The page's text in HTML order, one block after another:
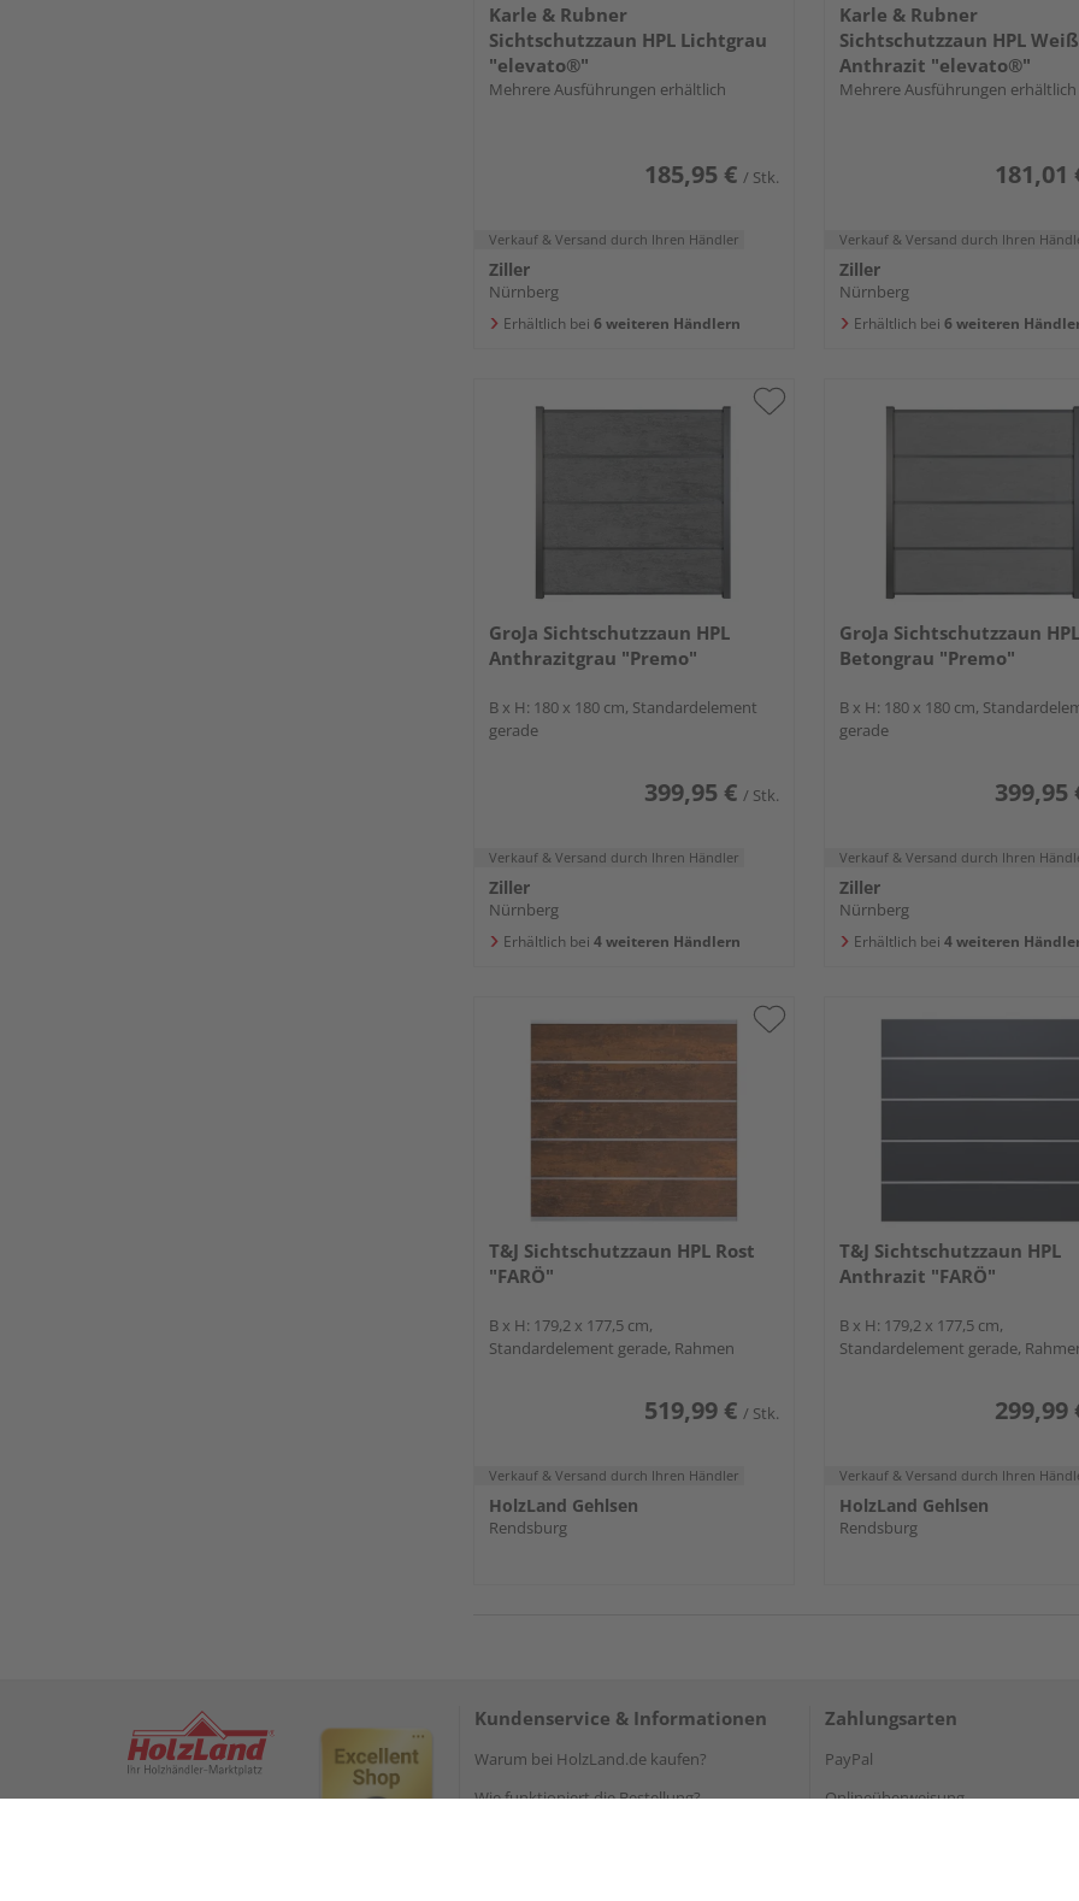
Karle & Rubner
Sichtschutzzaun HPL Lichtgrau
"elevato®"
Mehrere Ausführungen erhältlich
185,95 € / Stk.
Verkauf & Versand durch Ihren Händler
Ziller
Nürnberg
Erhältlich bei 6 weiteren Händlern
Karle & Rubner
Sichtschutzzaun HPL
Anthrazit "elevato®"
Mehrere Ausführungen erhältlich
181,01
Verkauf & Versand durch Ihren
Ziller
Nürnberg
Erhältlich bei 6 weiteren
GroJa Sichtschutzzaun HPL
Anthrazitgrau "Premo"
B x H: 180 x 180 cm, Standardelement
gerade
399,95 € / Stk.
Verkauf & Versand durch Ihren Händler
Ziller
Nürnberg
Erhältlich bei 4 weiteren Händlern
GroJa Sichtschutzzaun HPL
Betongrau "Premo"
B x H: 180 x 180 cm,
gerade
399,95
Verkauf & Versand durch Ihren
Ziller
Nürnberg
Erhältlich bei 4 weiteren
T&J Sichtschutzzaun HPL Rost
"FARÖ"
B x H: 179,2 x 177,5 cm,
Standardelement gerade, Rahmen
519,99 € / Stk.
Verkauf & Versand durch Ihren Händler
HolzLand Gehlsen
Rendsburg
T&J Sichtschutzzaun HPL
Anthrazit "FARÖ"
B x H: 179,2 x 177,5 cm,
Standardelement gerade,
299,99
Verkauf & Versand durch Ihren
HolzLand Gehlsen
Rendsburg
Kundenservice & Informationen
Warum bei HolzLand.de kaufen?
Wie funktioniert die Bestellung?
Zahlungsarten
PayPal
Onlineüberweisung